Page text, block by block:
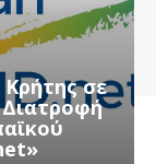
σε
Διατροφή